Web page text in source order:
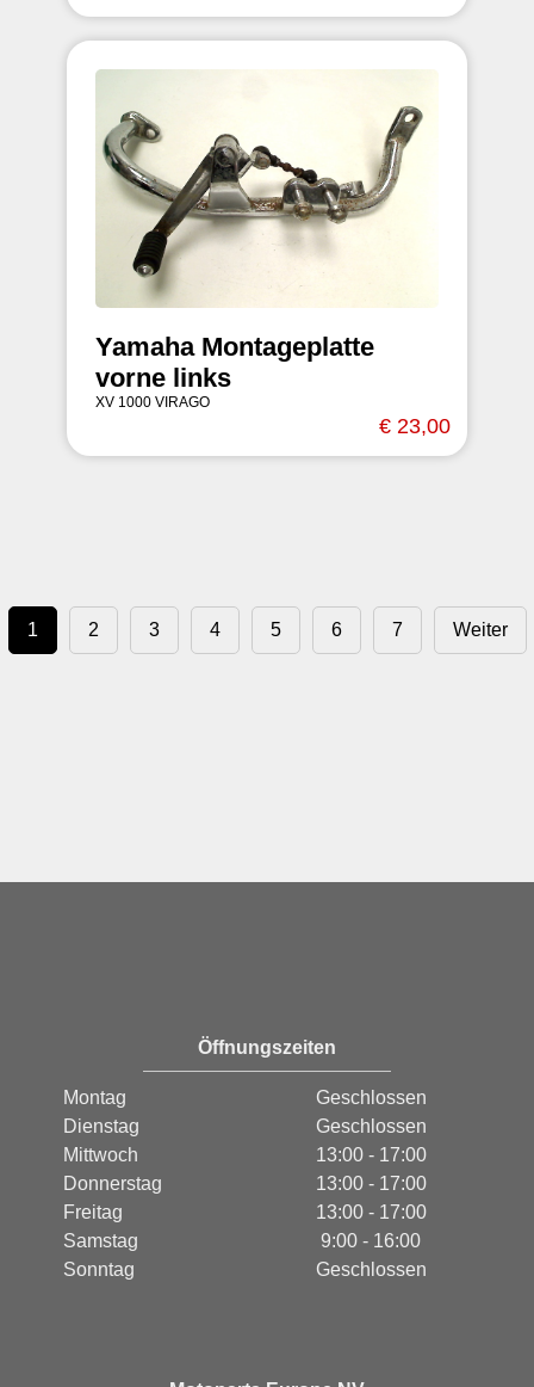
Yamaha Montageplatte
vorne links
XV 1000 VIRAGO
€ 23,00
1 2 3 4 5 6 7 Weiter
Öffnungszeiten
Montag
Geschlossen
Dienstag
Geschlossen
Mittwoch
13:00 - 17:00
Donnerstag
13:00 - 17:00
Freitag
13:00 - 17:00
Samstag
9:00 - 16:00
Sonntag
Geschlossen